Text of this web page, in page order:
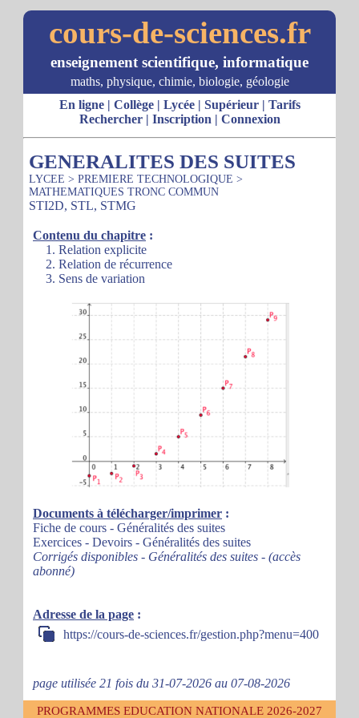
cours-de-sciences.fr
enseignement scientifique, informatique
maths, physique, chimie, biologie, géologie
En ligne| Collège| Lycée| Supérieur| Tarifs
Rechercher| Inscription | Connexion
GENERALITES DES SUITES
LYCEE > PREMIERE TECHNOLOGIQUE >
MATHEMATIQUES TRONC COMMUN
STI2D, STL, STMG
Contenu du chapitre :
1. Relation explicite
2. Relation de récurrence
3. Sens de variation
Documents à télécharger/imprimer :
Fiche de cours - Généralités des suites
Exercices - Devoirs - Généralités des suites
Corrigés disponibles - Généralités des suites - (accès
abonné)
Adresse de la page :
https://cours-de-sciences.fr/gestion.php?menu=400
page utilisée 21 fois du 31-07-2026 au 07-08-2026
PROGRAMMES EDUCATION NATIONALE 2026-2027